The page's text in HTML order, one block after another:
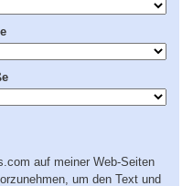
auf meiner Web-Seiten
um den Text und